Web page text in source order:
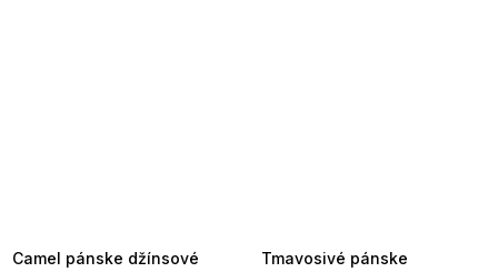
Camel pánske džínsové
Tmavosivé pánske